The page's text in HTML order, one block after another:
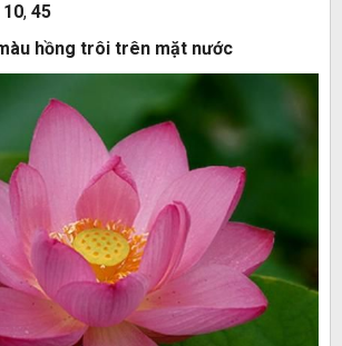
10, 45
hồng trôi trên mặt nước